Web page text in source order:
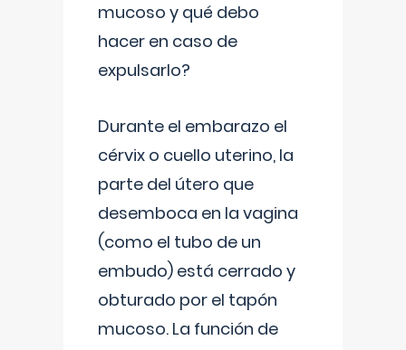
mucoso y qué debo
hacer en caso de
expulsarlo?
Durante el embarazo el
cérvix o cuello uterino, la
parte del útero que
desemboca en la vagina
(como el tubo de un
embudo) está cerrado y
obturado por el tapón
mucoso. La función de